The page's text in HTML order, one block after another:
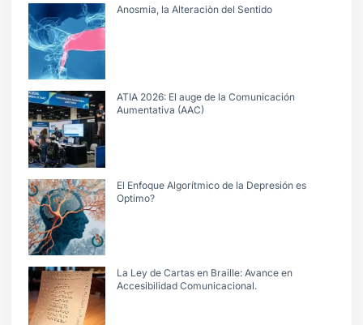
Anosmia, la Alteraciòn del Sentido
ATIA 2026: El auge de la Comunicación
Aumentativa (AAC)
El Enfoque Algorítmico de la Depresión es
Optimo?
La Ley de Cartas en Braille: Avance en
Accesibilidad Comunicacional.